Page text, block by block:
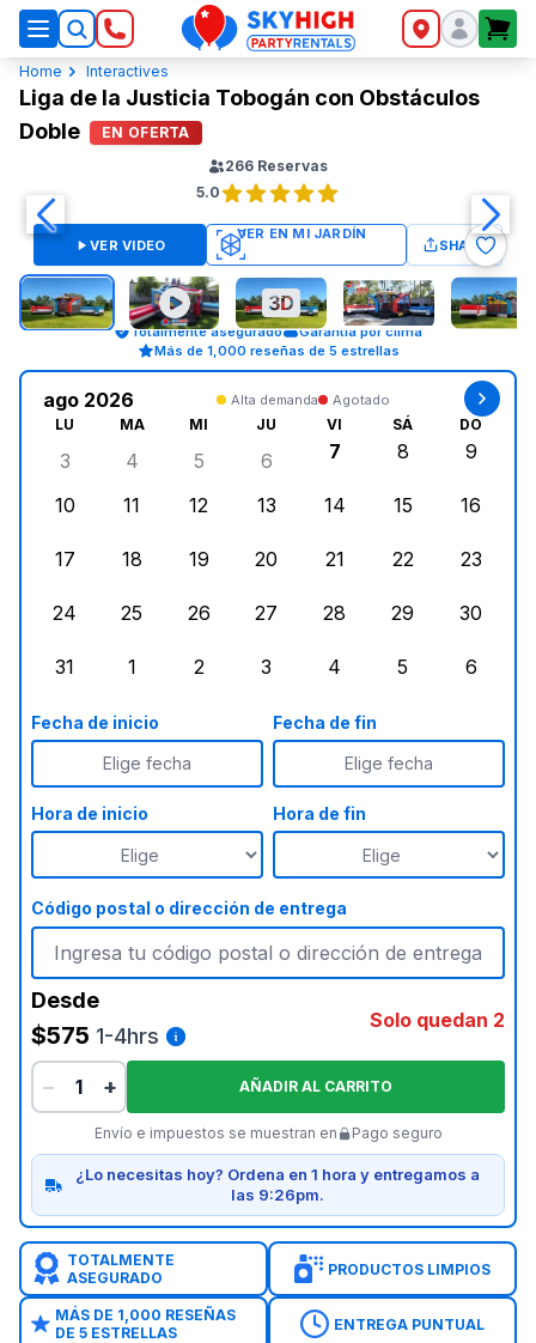
SkyHigh Logo
Home Interactives
Liga de la Justicia Tobogán con Obstáculos
Doble
EN OFERTA
266 Reservas
5.0
VER VIDEO SHARE
Totalmente asegurado
Garantía por clima
Más de 1,000 reseñas de 5 estrellas
ago 2026 Alta demanda Agotado
LU MA MI JU VI SÁ DO
lunes, agosto 3, 2026
3
martes, agosto 4, 2026
4
miércoles, agosto 5, 2026
5
jueves, agosto 6, 2026
6
7
8
9
10
11
12
13
14
15
16
17
18
19
20
21
22
23
24
25
26
27
28
29
30
31
1
2
3
4
5
6
Fecha de inicio
Elige fecha
Fecha de fin
Elige fecha
Hora de inicio Hora de fin
Código postal o dirección de entrega
Desde
$575 1-4hrs
Solo quedan 2
− + AÑADIR AL CARRITO
Envío e impuestos se muestran en Pago seguro
¿Lo necesitas hoy? Ordena en 1 hora y entregamos a
las 9:26pm.
TOTALMENTE
ASEGURADO
PRODUCTOS LIMPIOS
MÁS DE 1,000 RESEÑAS
DE 5 ESTRELLAS
ENTREGA PUNTUAL